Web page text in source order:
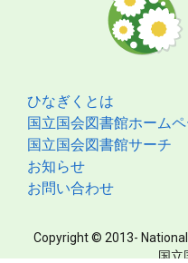
ひなぎくとは
国立国会図書館ホーム
国立国会図書館サーチ
お知らせ
お問い合わせ
Copyright © 2013- National